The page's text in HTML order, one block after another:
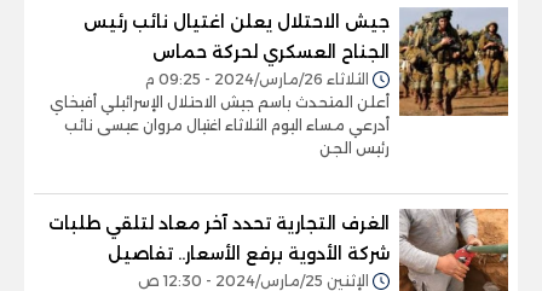
جيش الاحتلال يعلن اغتيال نائب رئيس
الجناح العسكري لحركة حماس
الثلاثاء 26/مارس/2024 - 09:25 م
أعلن المتحدث باسم جيش الاحتلال الإسرائيلي أفيخاي
أدرعي مساء اليوم الثلاثاء اغتيال مروان عيسى نائب
رئيس الجن
الغرف التجارية تحدد آخر معاد لتلقي طلبات
شركة الأدوية برفع الأسعار.. تفاصيل
الإثنين 25/مارس/2024 - 12:30 ص